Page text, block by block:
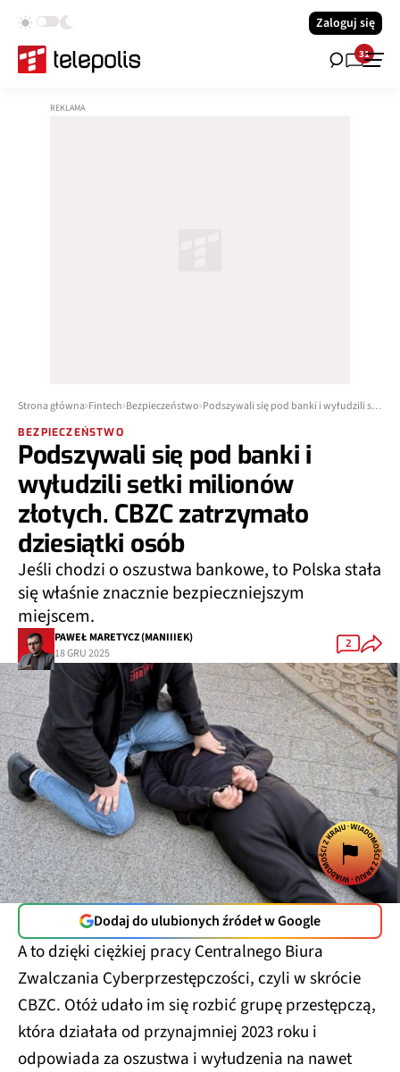
Zaloguj się
31
Strona główna Fintech Bezpieczeństwo Podszywali się pod banki i wyłudzili setki milionów złotych. CBZC zatrzymało dziesiątki osób
BEZPIECZEŃSTWO
Podszywali się pod banki i
wyłudzili setki milionów
złotych. CBZC zatrzymało
dziesiątki osób
Jeśli chodzi o oszustwa bankowe, to Polska stała
się właśnie znacznie bezpieczniejszym
miejscem.
PAWEŁ MARETYCZ (MANIIIEK)
18 GRU 2025
2
Dodaj do ulubionych źródeł w Google
A to dzięki ciężkiej pracy Centralnego Biura
Zwalczania Cyberprzestępczości, czyli w skrócie
CBZC. Otóż udało im się rozbić grupę przestępczą,
która działała od przynajmniej 2023 roku i
odpowiada za oszustwa i wyłudzenia na nawet